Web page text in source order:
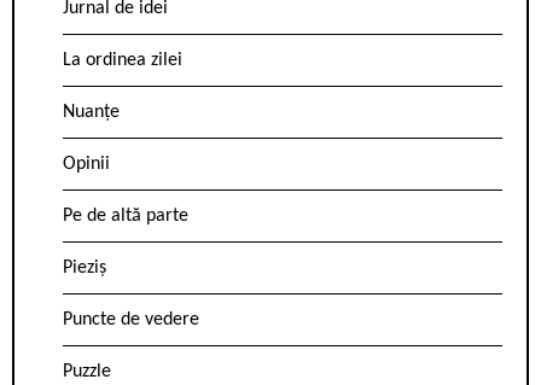
Jurnal de idei
La ordinea zilei
Nuanțe
Opinii
Pe de altă parte
Pieziș
Puncte de vedere
Puzzle